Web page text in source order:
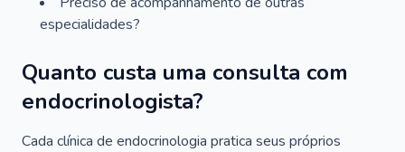
especialidades?
Quanto custa uma consulta com
endocrinologista?
Cada clínica de endocrinologia pratica seus próprios